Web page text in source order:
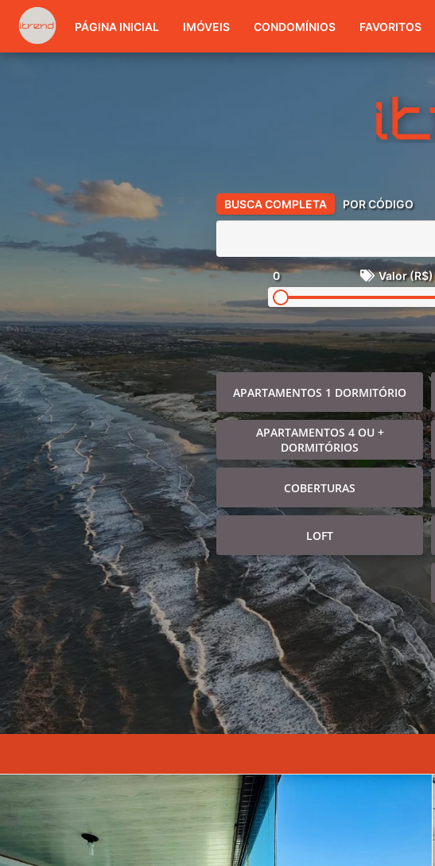
PÁGINA INICIAL IMÓVEIS CONDOMÍNIOS FAVORITOS
BUSCA COMPLETA POR CÓDIGO
0 Valor (R$)
APARTAMENTOS 1 DORMITÓRIO
APARTAMENTOS 4 OU +
DORMITÓRIOS
COBERTURAS
LOFT